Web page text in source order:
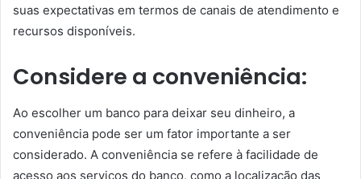
suas expectativas em termos de canais de atendimento e
recursos disponíveis.
Considere a conveniência:
Ao escolher um banco para deixar seu dinheiro, a
conveniência pode ser um fator importante a ser
considerado. A conveniência se refere à facilidade de
acesso aos serviços do banco, como a localização das